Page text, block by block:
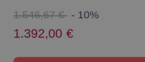
1.546,67 € - 10%
1.392,00 €